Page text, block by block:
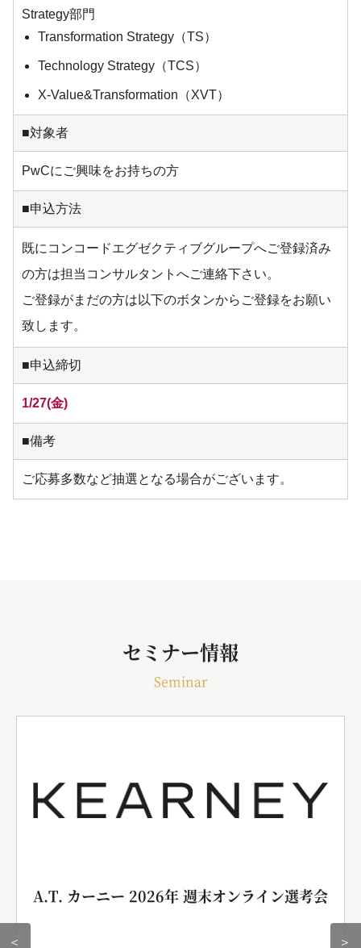
Strategy部門
Transformation Strategy（TS）
Technology Strategy（TCS）
X-Value&Transformation（XVT）
■対象者
PwCにご興味をお持ちの方
■申込方法
既にコンコードエグゼクティブグループへご登録済み
の方は担当コンサルタントへご連絡下さい。
ご登録がまだの方は以下のボタンからご登録をお願い
致します。
■申込締切
1/27(金)
■備考
ご応募多数など抽選となる場合がございます。
セミナー情報
Seminar
＜
A.T. カーニー 2026年 週末オンライン選考会
＞